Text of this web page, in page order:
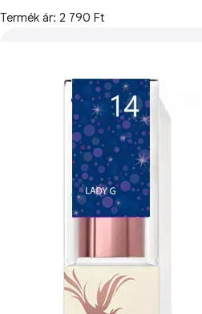
Termék ár: 2 790 Ft